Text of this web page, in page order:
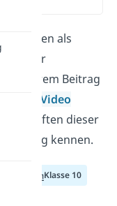
dienen als
für
unserem Beitrag
Video
dieser
kennen.
Klasse 10